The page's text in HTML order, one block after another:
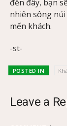
đến đây, bạn
nhiên sông
mến khách.
-st-
POSTED IN
Leave a